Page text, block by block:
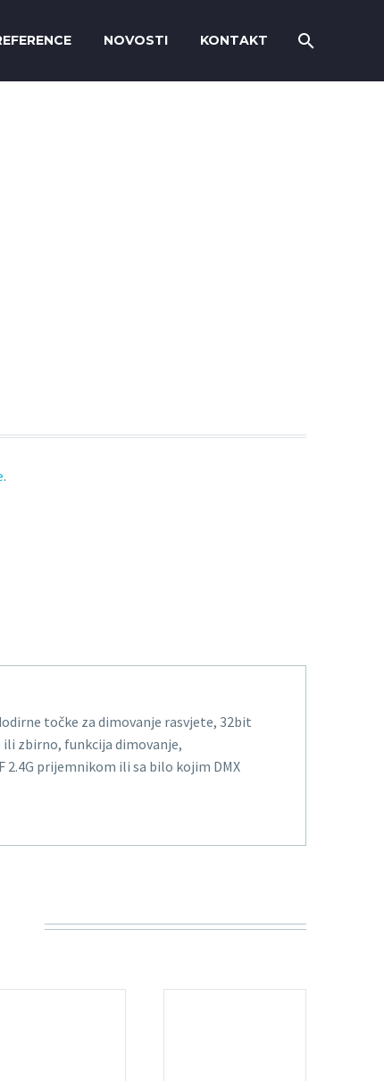
NOVOSTI KONTAKT
.
točke za dimovanje rasvjete, 32bit
ili zbirno, funkcija dimovanje,
2.4G prijemnikom ili sa bilo kojim DMX